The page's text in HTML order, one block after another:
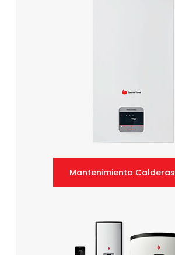
Mantenimiento Calderas